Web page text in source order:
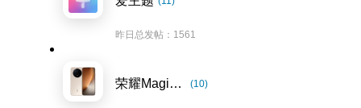
昨日总发帖：1561
荣耀Magic8系列 (10)